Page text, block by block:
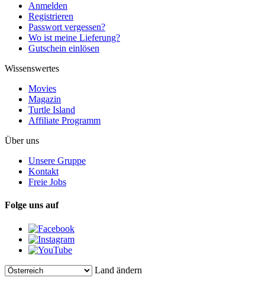
Anmelden
Registrieren
Passwort vergessen?
Wo ist meine Lieferung?
Gutschein einlösen
Wissenswertes
Movies
Magazin
Turtle Island
Affiliate Programm
Über uns
Unsere Gruppe
Kontakt
Freie Jobs
Folge uns auf
Land ändern